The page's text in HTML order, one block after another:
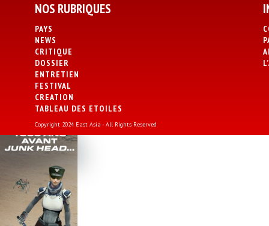
NOS RUBRIQUES
PAYS
NEWS
CRITIQUE
DOSSIER
ENTRETIEN
FESTIVAL
CREATION
TABLEAU DES ETOILES
Copyright 2024 East Asia - All Rights Reserved